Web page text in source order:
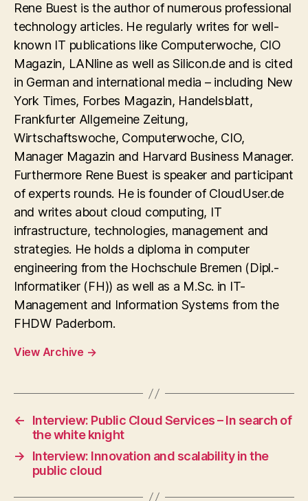
Rene Buest is the author of numerous professional
technology articles. He regularly writes for well-
known IT publications like Computerwoche, CIO
Magazin, LANline as well as Silicon.de and is cited
in German and international media – including New
York Times, Forbes Magazin, Handelsblatt,
Frankfurter Allgemeine Zeitung,
Wirtschaftswoche, Computerwoche, CIO,
Manager Magazin and Harvard Business Manager.
Furthermore Rene Buest is speaker and participant
of experts rounds. He is founder of CloudUser.de
and writes about cloud computing, IT
infrastructure, technologies, management and
strategies. He holds a diploma in computer
engineering from the Hochschule Bremen (Dipl.-
Informatiker (FH)) as well as a M.Sc. in IT-
Management and Information Systems from the
FHDW Paderborn.
View Archive →
←
Interview: Public Cloud Services – In search of
the white knight
→
Interview: Innovation and scalability in the
public cloud